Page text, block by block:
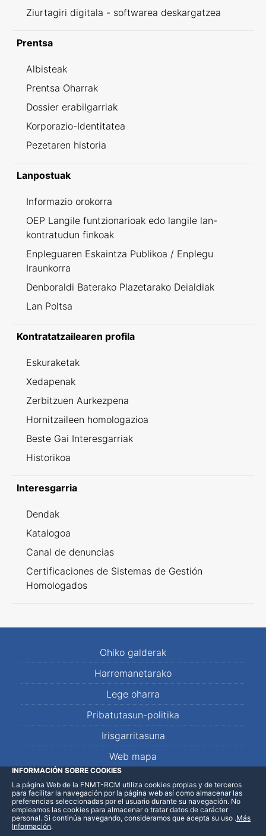
Ziurtagiri digitala - softwarea deskargatzea
Prentsa
Albisteak
Prentsa Oharrak
Dossier erabilgarriak
Korporazio-Identitatea
Pezetaren historia
Lanpostuak
Informazio orokorra
OEP Langile funtzionarioak edo langile lan-
kontratudun finkoak
Enpleguaren Eskaintza Publikoa / Enplegu
Iraunkorra
Denboraldi Baterako Plazetarako Deialdiak
Lan Poltsa
Kontratatzailearen profila
Eskuraketak
Xedapenak
Zerbitzuen Aurkezpena
Hornitzaileen homologazioa
Beste Gai Interesgarriak
Historikoa
Interesgarria
Dendak
Katalogoa
Canal de denuncias
Certificaciones de Sistemas de Gestión
Homologados
Ohiko galderak
Harremanetarako
Lege oharra
Pribatutasun-politika
Irisgarritasuna
Web mapa
LinkedInFacebookWhatsApp
INFORMACIÓN SOBRE COOKIES
La página Web de la FNMT-RCM utiliza cookies propias y de terceros
para facilitar la navegación por la página web así como almacenar las
preferencias seleccionadas por el usuario durante su navegación. No
empleamos las cookies para almacenar o tratar datos de carácter
personal. Si continúa navegando, consideramos que acepta su uso .Más
Información.